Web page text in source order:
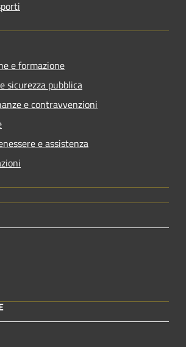
e formazione
sicurezza pubblica
e contravvenzioni
e assistenza